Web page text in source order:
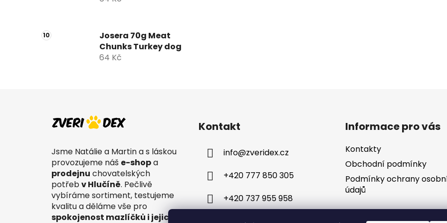
Josera 70g Meat
Chunks Turkey dog
64 Kč
Jsme Natálie a Martin a s láskou
provozujeme náš e-shopa
prodejnu chovatelských
potřebv Hlučíně. Pečlivě
vybíráme sortiment, testujeme
kvalitu a děláme vše pro
spokojenost mazlíčků i jejich
Kontakt
info@zveridex.cz
+420 777 850 305
+420 737 955 958
Informace pro vás
Kontakty
Obchodní podmínky
Podmínky ochrany
údajů